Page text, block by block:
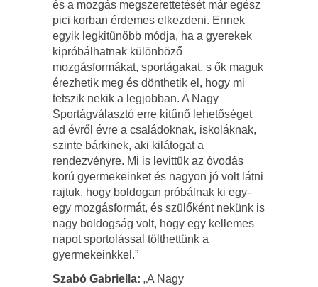
és a mozgás megszerettetését már egész
pici korban érdemes elkezdeni. Ennek
egyik legkitűnőbb módja, ha a gyerekek
kipróbálhatnak különböző
mozgásformákat, sportágakat, s ők maguk
érezhetik meg és dönthetik el, hogy mi
tetszik nekik a legjobban. A Nagy
Sportágválasztó erre kitűnő lehetőséget
ad évről évre a családoknak, iskoláknak,
szinte bárkinek, aki kilátogat a
rendezvényre. Mi is levittük az óvodás
korú gyermekeinket és nagyon jó volt látni
rajtuk, hogy boldogan próbálnak ki egy-
egy mozgásformát, és szülőként nekünk is
nagy boldogság volt, hogy egy kellemes
napot sportolással tölthettünk a
gyermekeinkkel.”
Szabó Gabriella: „A Nagy